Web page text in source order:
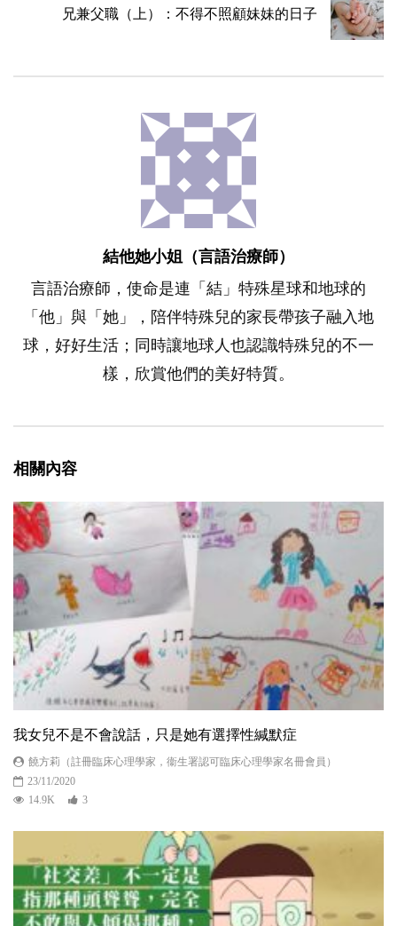
兄兼父職（上）：不得不照顧妹妹的日子
結他她小姐（言語治療師）
言語治療師，使命是連「結」特殊星球和地球的
「他」與「她」，陪伴特殊兒的家長帶孩子融入地
球，好好生活；同時讓地球人也認識特殊兒的不一
樣，欣賞他們的美好特質。
相關內容
我女兒不是不會說話，只是她有選擇性緘默症
饒方莉（註冊臨床心理學家，衞生署認可臨床心理學家名冊會員）
23/11/2020
14.9K
3